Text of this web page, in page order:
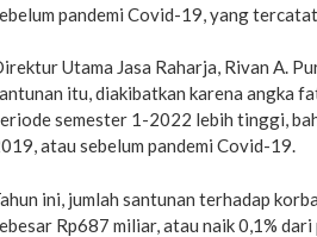
pandemi Covid-19, yang
Utama Jasa Raharja, Rivan A.
itu, diakibatkan karena angka
semester 1-2022 lebih tinggi,
atau sebelum pandemi Covid-19.
ini, jumlah santunan terhadap
Rp687 miliar, atau naik 0,1%